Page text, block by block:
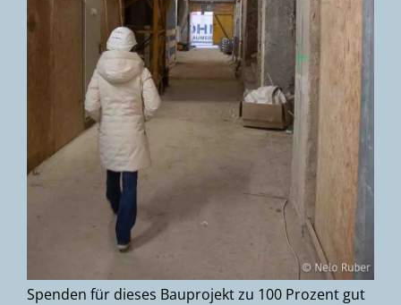
Spenden für dieses Bauprojekt zu 100 Prozent gut